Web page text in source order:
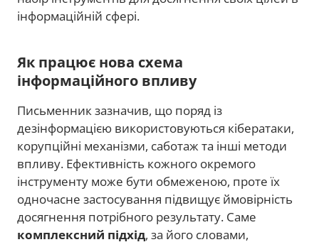
інформаційній сфері.
Як працює нова схема
інформаційного впливу
Письменник зазначив, що поряд із
дезінформацією використовуються кібератаки,
корупційні механізми, саботаж та інші методи
впливу. Ефективність кожного окремого
інструменту може бути обмеженою, проте їх
одночасне застосування підвищує ймовірність
досягнення потрібного результату. Саме
комплексний підхід, за його словами,